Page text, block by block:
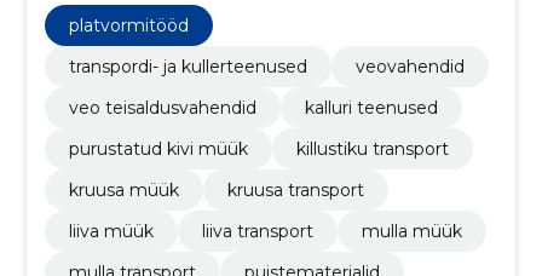
pinnase ja prahi transport
platvormitööd
transpordi- ja kullerteenused
veovahendid
veo teisaldusvahendid
kalluri teenused
purustatud kivi müük
killustiku transport
kruusa müük
kruusa transport
liiva müük
liiva transport
mulla müük